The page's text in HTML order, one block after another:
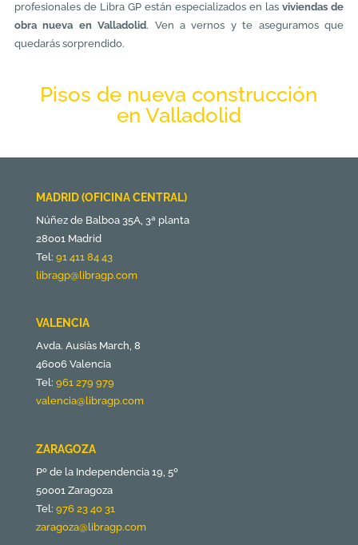
profesionales de Libra GP están especializados en lasviviendas de
obra nueva en Valladolid. Ven a vernos y te aseguramos que
quedarás sorprendido.
Pisos de nueva construcción
en Valladolid
MADRID (OFICINA CENTRAL)
Núñez de Balboa 35A, 3ª planta
28001 Madrid
Tel: 91 411 84 43
libragp@libragp.com
VALENCIA
Avda. Ausiàs March, 8
46006 Valencia
Tel: 961 279 979
valencia@libragp.com
ZARAGOZA
Pº de la Independencia 19, 5º
50001 Zaragoza
Tel: 976 23 40 31
zaragoza@libragp.com